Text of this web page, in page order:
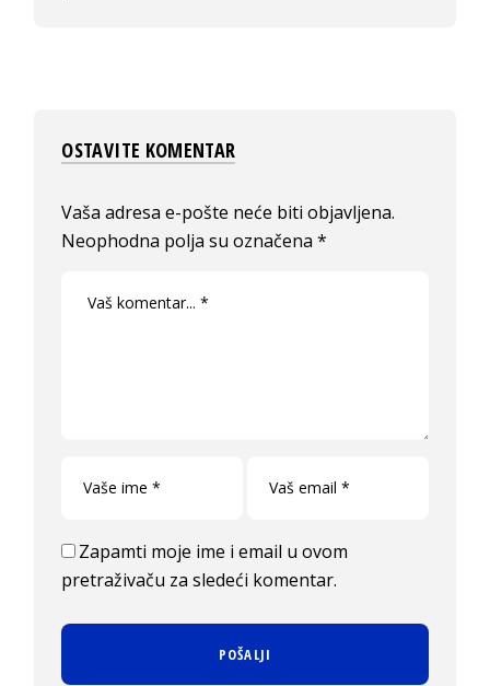
OSTAVITE KOMENTAR
Vaša adresa e-pošte neće biti objavljena.
Neophodna polja su označena*
Zapamti moje ime i email u ovom
pretraživaču za sledeći komentar.